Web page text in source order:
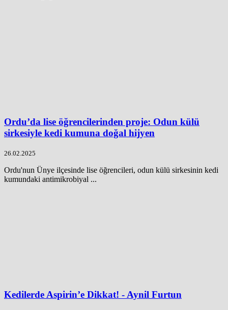
Ordu’da lise öğrencilerinden proje: Odun külü
sirkesiyle kedi kumuna doğal hijyen
26.02.2025
Ordu'nun Ünye ilçesinde lise öğrencileri, odun külü sirkesinin kedi
kumundaki antimikrobiyal ...
Kedilerde Aspirin’e Dikkat! - Aynil Furtun